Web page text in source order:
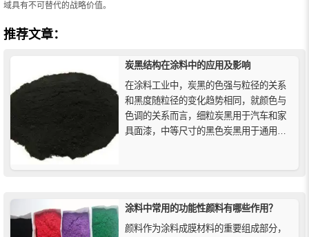
域具有不可替代的战略价值。
推荐文章：
炭黑结构在涂料中的应用及影响
在涂料工业中，炭黑的色强与粒径的关系
和黑度随粒径的变化趋势相同，就颜色与
色调的关系而言，细粒炭黑用于汽车和家
具面漆，中等尺寸的黑色炭黑用于通用公
涂料中常用的功能性颜料有哪些作用？
颜料作为涂料成膜材料的重要组成部分，